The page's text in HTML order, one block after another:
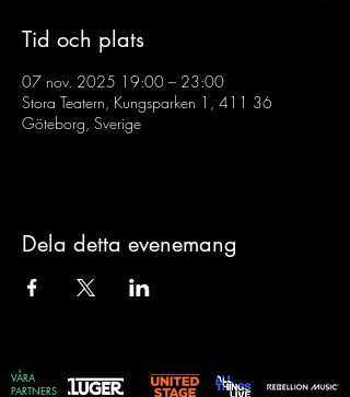
Tid och plats
07 nov. 2025 19:00 – 23:00
Stora Teatern, Kungsparken 1, 411 36
Göteborg, Sverige
Dela detta evenemang
VÅRA
PARTNERS